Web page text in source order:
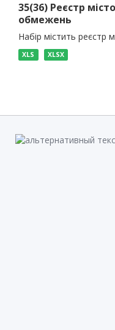
35(36) Реєстр
обмежень
Набір містить реєстр
XLS XLSX